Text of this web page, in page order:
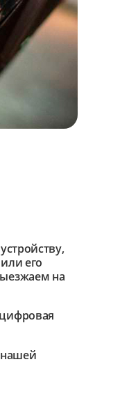
его
на
нашей